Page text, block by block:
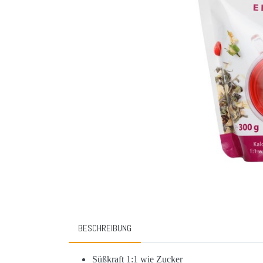
BESCHREIBUNG
Süßkraft 1:1 wie Zucker